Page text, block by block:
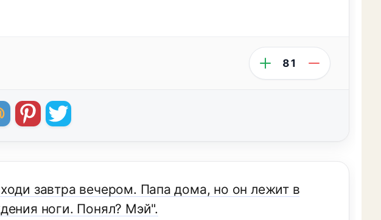
81
завтра вечером. Папа дома, но он лежит в
ноги. Понял? Мэй".